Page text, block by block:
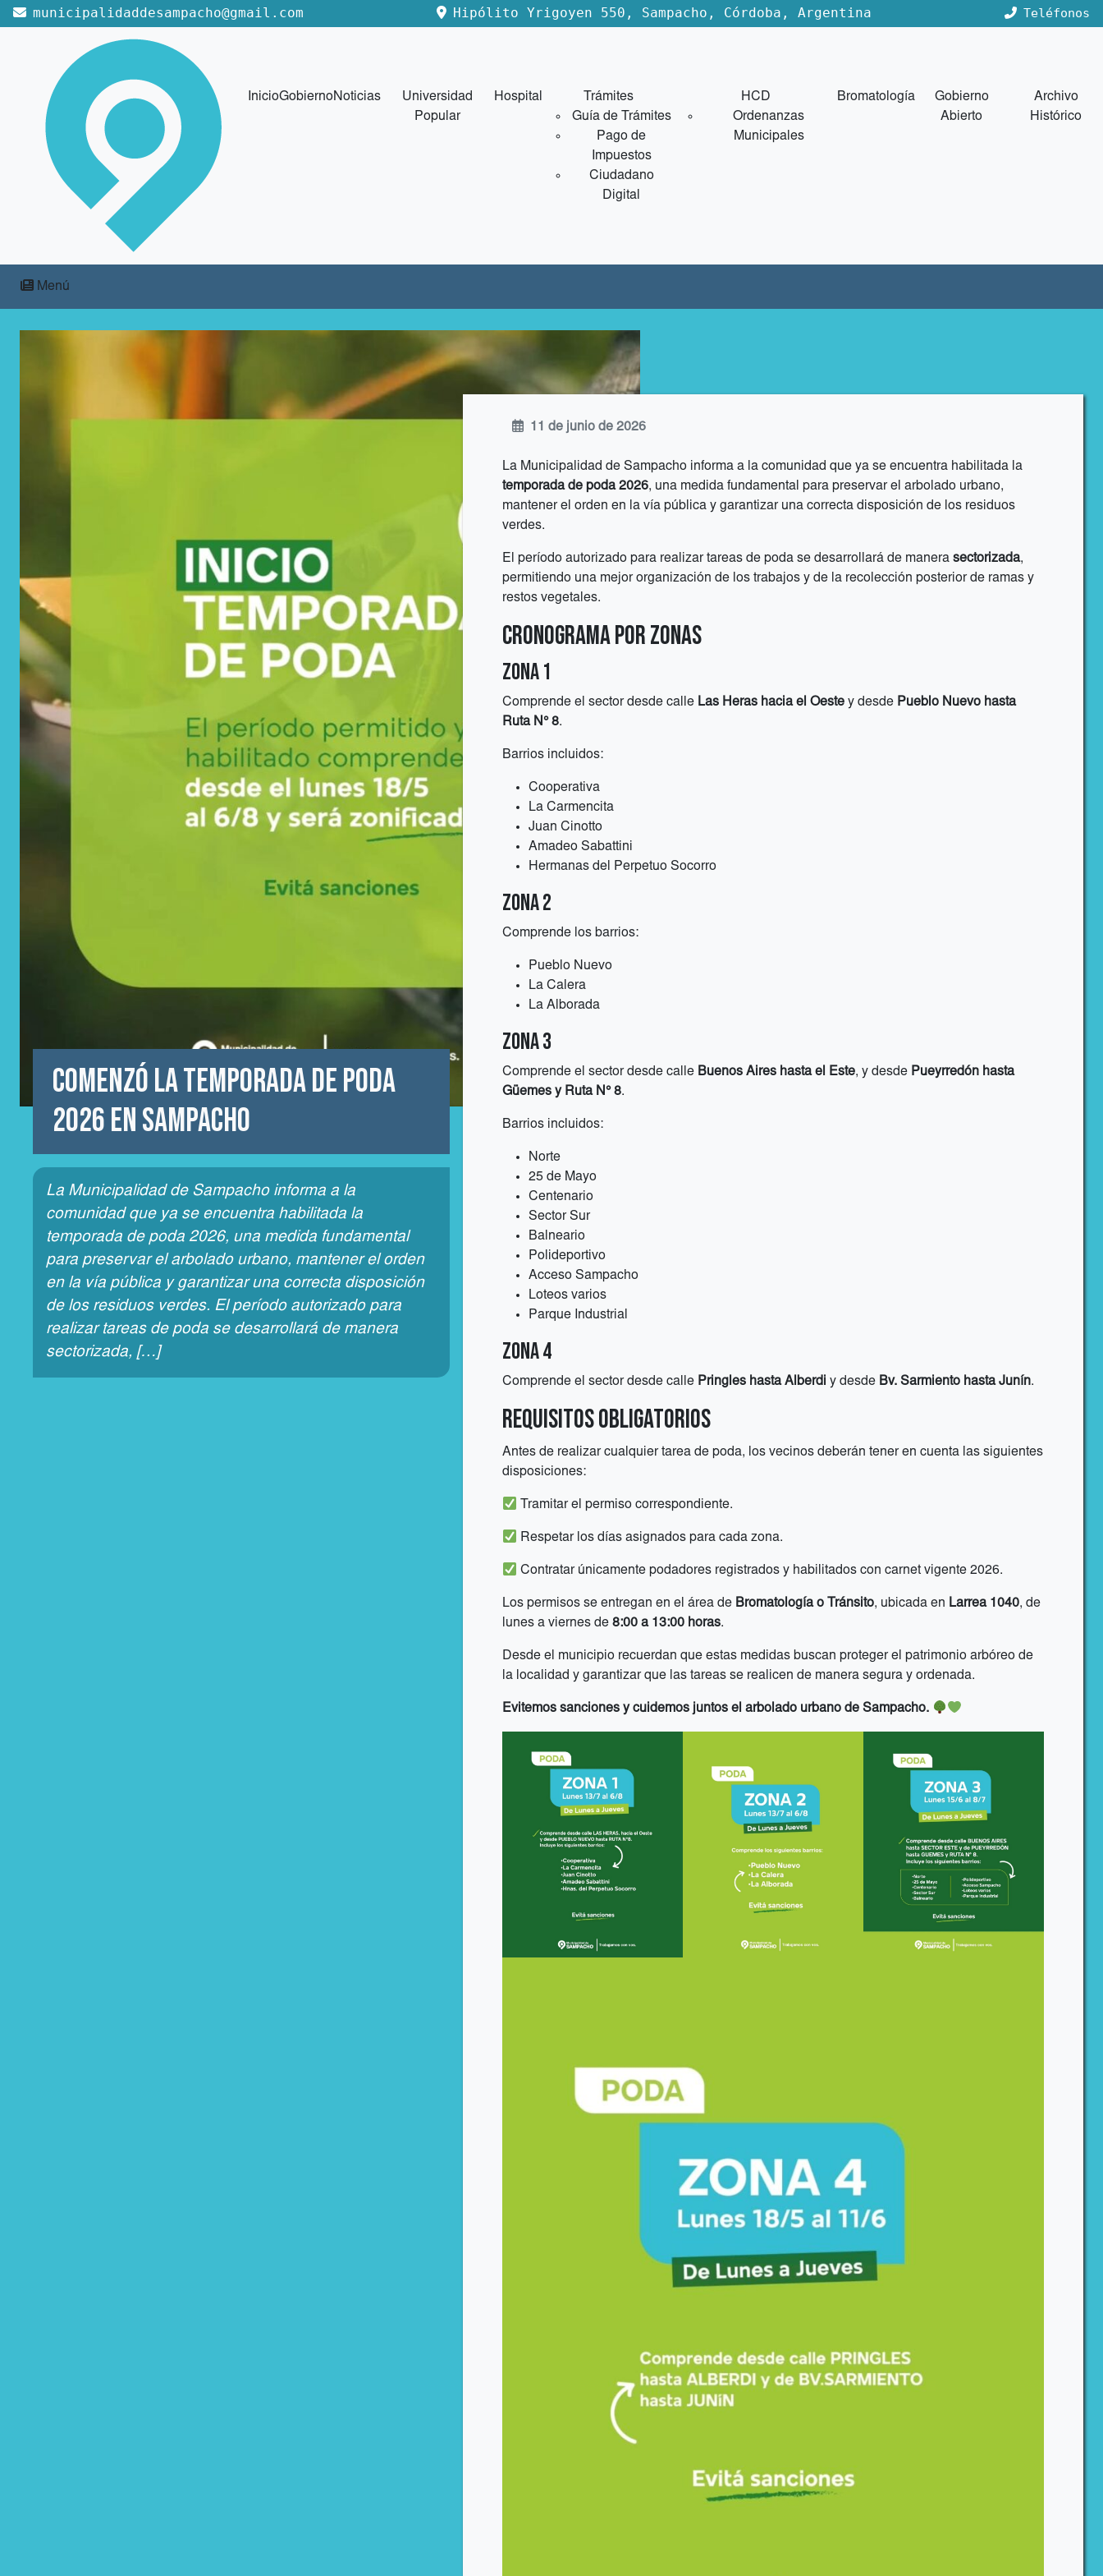
municipalidaddesampacho@gmail.com Hipólito Yrigoyen 550, Sampacho, Córdoba, Argentina Teléfonos
InicioGobiernoNoticias
Universidad
Popular
Hospital
Trámites
Guía de Trámites
Pago de
Impuestos
Ciudadano
Digital
HCD
Ordenanzas
Municipales
Bromatología
Gobierno
Abierto
Archivo
Histórico
Menú
Comenzó la temporada de poda
2026 en Sampacho
La Municipalidad de Sampacho informa a la
comunidad que ya se encuentra habilitada la
temporada de poda 2026, una medida fundamental
para preservar el arbolado urbano, mantener el orden
en la vía pública y garantizar una correcta disposición
de los residuos verdes. El período autorizado para
realizar tareas de poda se desarrollará de manera
sectorizada, […]
11 de junio de 2026
La Municipalidad de Sampacho informa a la comunidad que ya se encuentra habilitada la
temporada de poda 2026, una medida fundamental para preservar el arbolado urbano,
mantener el orden en la vía pública y garantizar una correcta disposición de los residuos
verdes.
El período autorizado para realizar tareas de poda se desarrollará de manera sectorizada,
permitiendo una mejor organización de los trabajos y de la recolección posterior de ramas y
restos vegetales.
Cronograma por zonas
Zona 1
Comprende el sector desde calle Las Heras hacia el Oeste y desde Pueblo Nuevo hasta
Ruta N° 8.
Barrios incluidos:
Cooperativa
La Carmencita
Juan Cinotto
Amadeo Sabattini
Hermanas del Perpetuo Socorro
Zona 2
Comprende los barrios:
Pueblo Nuevo
La Calera
La Alborada
Zona 3
Comprende el sector desde calle Buenos Aires hasta el Este, y desde Pueyrredón hasta
Güemes y Ruta N° 8.
Barrios incluidos:
Norte
25 de Mayo
Centenario
Sector Sur
Balneario
Polideportivo
Acceso Sampacho
Loteos varios
Parque Industrial
Zona 4
Comprende el sector desde calle Pringles hasta Alberdi y desde Bv. Sarmiento hasta Junín.
Requisitos obligatorios
Antes de realizar cualquier tarea de poda, los vecinos deberán tener en cuenta las siguientes
disposiciones:
Tramitar el permiso correspondiente.
Respetar los días asignados para cada zona.
Contratar únicamente podadores registrados y habilitados con carnet vigente 2026.
Los permisos se entregan en el área de Bromatología o Tránsito, ubicada en Larrea 1040, de
lunes a viernes de 8:00 a 13:00 horas.
Desde el municipio recuerdan que estas medidas buscan proteger el patrimonio arbóreo de
la localidad y garantizar que las tareas se realicen de manera segura y ordenada.
Evitemos sanciones y cuidemos juntos el arbolado urbano de Sampacho.